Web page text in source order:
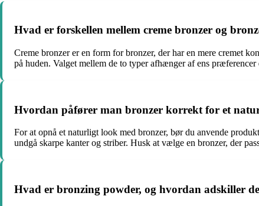
Hvad er forskellen mellem creme bronzer og
Creme bronzer er en form for bronzer, der har en mere cremet
på huden. Valget mellem de to typer afhænger af ens præferencer
Hvordan påfører man bronzer korrekt for et
For at opnå et naturligt look med bronzer, bør du anvende
undgå skarpe kanter og striber. Husk at vælge en bronzer, der
Hvad er bronzing powder, og hvordan adskiller